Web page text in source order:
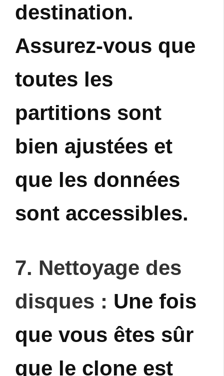
destination.
Assurez-vous que
toutes les
partitions sont
bien ajustées et
que les données
sont accessibles.
7. Nettoyage des
disques : Une fois
que vous êtes sûr
que le clone est